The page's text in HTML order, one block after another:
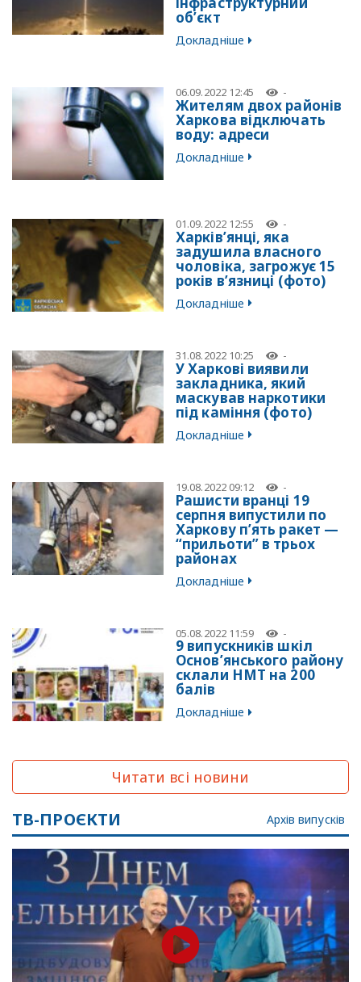
об’єкт
Докладніше
06.09.2022 12:45 -
Жителям двох районів
Харкова відключать
воду: адреси
Докладніше
01.09.2022 12:55 -
Харків’янці, яка
задушила власного
чоловіка, загрожує 15
років в’язниці (фото)
Докладніше
31.08.2022 10:25 -
У Харкові виявили
закладника, який
маскував наркотики
під каміння (фото)
Докладніше
19.08.2022 09:12 -
Рашисти вранці 19
серпня випустили по
Харкову п’ять ракет —
“прильоти” в трьох
районах
Докладніше
05.08.2022 11:59 -
9 випускників шкіл
Основ’янського району
склали НМТ на 200
балів
Докладніше
Читати всі новини
ТВ-ПРОЄКТИ Архів випусків